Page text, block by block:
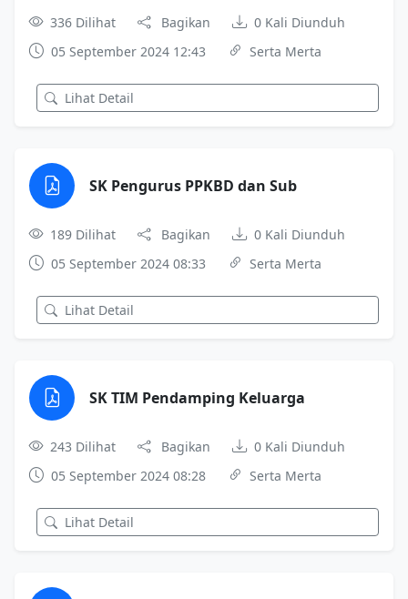
336 Dilihat Bagikan
0 Kali Diunduh
05 September 2024 12:43
Serta Merta
Lihat Detail
SK Pengurus PPKBD dan Sub
189 Dilihat Bagikan
0 Kali Diunduh
05 September 2024 08:33
Serta Merta
Lihat Detail
SK TIM Pendamping Keluarga
243 Dilihat Bagikan
0 Kali Diunduh
05 September 2024 08:28
Serta Merta
Lihat Detail